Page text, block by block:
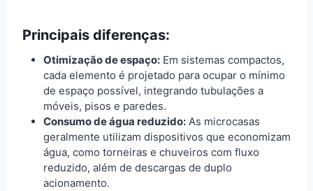
Principais diferenças:
Otimização de espaço: Em sistemas compactos,
cada elemento é projetado para ocupar o mínimo
de espaço possível, integrando tubulações a
móveis, pisos e paredes.
Consumo de água reduzido: As microcasas
geralmente utilizam dispositivos que economizam
água, como torneiras e chuveiros com fluxo
reduzido, além de descargas de duplo
acionamento.